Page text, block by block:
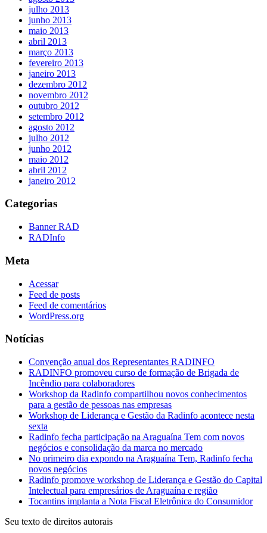
julho 2013
junho 2013
maio 2013
abril 2013
março 2013
fevereiro 2013
janeiro 2013
dezembro 2012
novembro 2012
outubro 2012
setembro 2012
agosto 2012
julho 2012
junho 2012
maio 2012
abril 2012
janeiro 2012
Categorias
Banner RAD
RADInfo
Meta
Acessar
Feed de posts
Feed de comentários
WordPress.org
Notícias
Convenção anual dos Representantes RADINFO
RADINFO promoveu curso de formação de Brigada de
Incêndio para colaboradores
Workshop da Radinfo compartilhou novos conhecimentos
para a gestão de pessoas nas empresas
Workshop de Liderança e Gestão da Radinfo acontece nesta
sexta
Radinfo fecha participação na Araguaína Tem com novos
negócios e consolidação da marca no mercado
No primeiro dia expondo na Araguaína Tem, Radinfo fecha
novos negócios
Radinfo promove workshop de Liderança e Gestão do Capital
Intelectual para empresários de Araguaína e região
Tocantins implanta a Nota Fiscal Eletrônica do Consumidor
Seu texto de direitos autorais